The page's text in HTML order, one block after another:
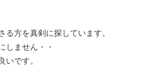
る方を真剣に探しています。
しません・・
いです。